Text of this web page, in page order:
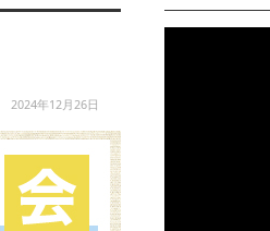
2024年12月26日